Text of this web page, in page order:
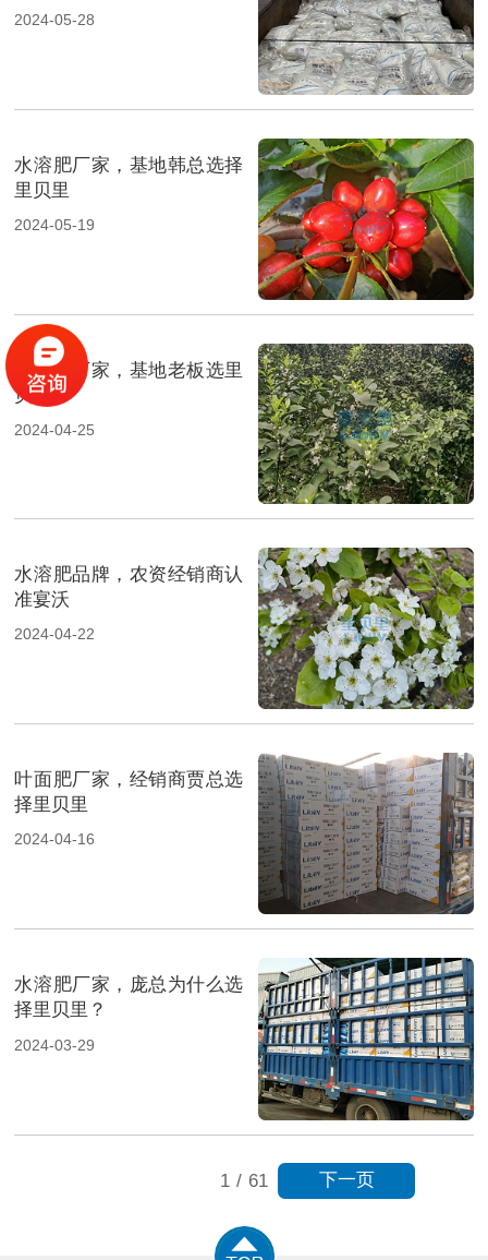
2024-05-28
水溶肥厂家，基地韩总选择
里贝里
2024-05-19
水溶肥厂家，基地老板选里
贝里
2024-04-25
水溶肥品牌，农资经销商认
准宴沃
2024-04-22
叶面肥厂家，经销商贾总选
择里贝里
2024-04-16
水溶肥厂家，庞总为什么选
择里贝里？
2024-03-29
1 / 61 下一页